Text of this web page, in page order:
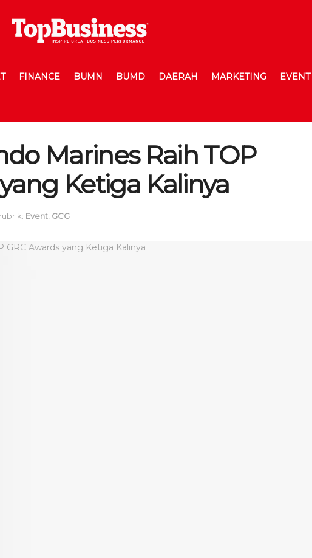
FINANCE BUMN BUMD DAERAH MARKETING EVENT
Marines Raih TOP
Ketiga Kalinya
rubrik: Event GCG